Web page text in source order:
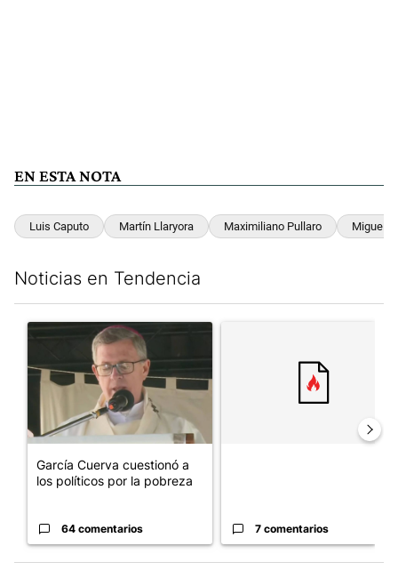
EN ESTA NOTA
Luis Caputo Martín Llaryora Maximiliano Pullaro Miguel
Noticias en Tendencia
Un artículo de tendencia con el título "García Cuerva
García Cuerva cuestionó a
los políticos por la pobreza
64 comentarios 7 comentarios